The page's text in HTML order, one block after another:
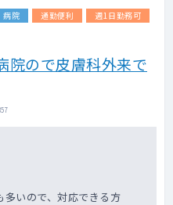
病院 通勤便利
週1日勤務可
院ので皮膚科外来で
多いので、対応できる方